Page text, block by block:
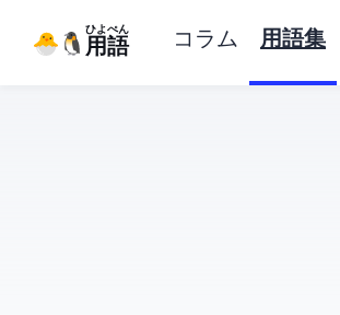
IT用語
ひよぺん コラム 用語集